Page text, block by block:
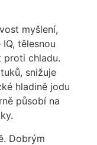
myšlení,
tělesnou
proti chladu.
snižuje
hladině jodu
působí na
Dobrým